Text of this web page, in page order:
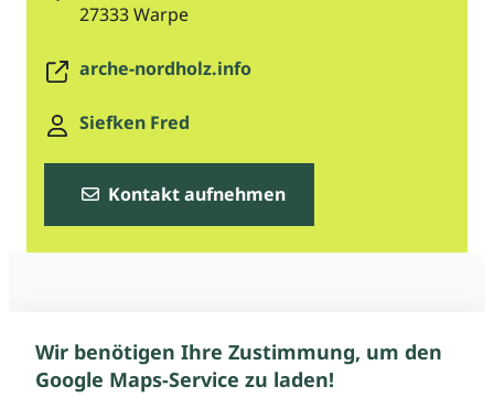
27333Warpe
arche-nordholz.info
Siefken Fred
Kontakt aufnehmen
Wir benötigen Ihre Zustimmung, um den
Google Maps-Service zu laden!